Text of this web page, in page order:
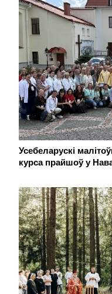
Усебеларускі
курса прайшоў у